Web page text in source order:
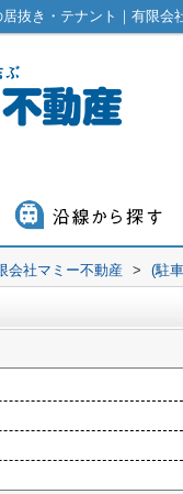
抜き・テナント｜有限会
会社マミー不動産 > (駐